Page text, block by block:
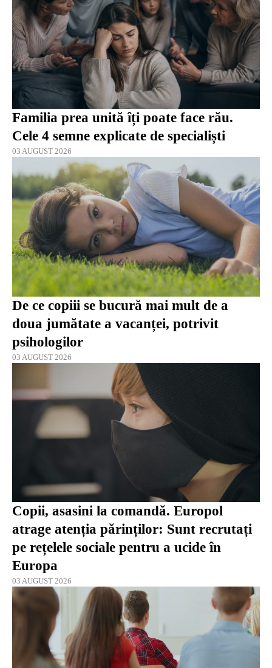
Familia prea unită îți poate face rău.
Cele 4 semne explicate de specialiști
03 AUGUST 2026
De ce copiii se bucură mai mult de a
doua jumătate a vacanței, potrivit
psihologilor
03 AUGUST 2026
Copii, asasini la comandă. Europol
atrage atenția părinților: Sunt recrutați
pe rețelele sociale pentru a ucide în
Europa
03 AUGUST 2026